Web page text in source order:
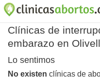
Clínicas de
embarazo en
Lo sentimos
No existen clínicas de